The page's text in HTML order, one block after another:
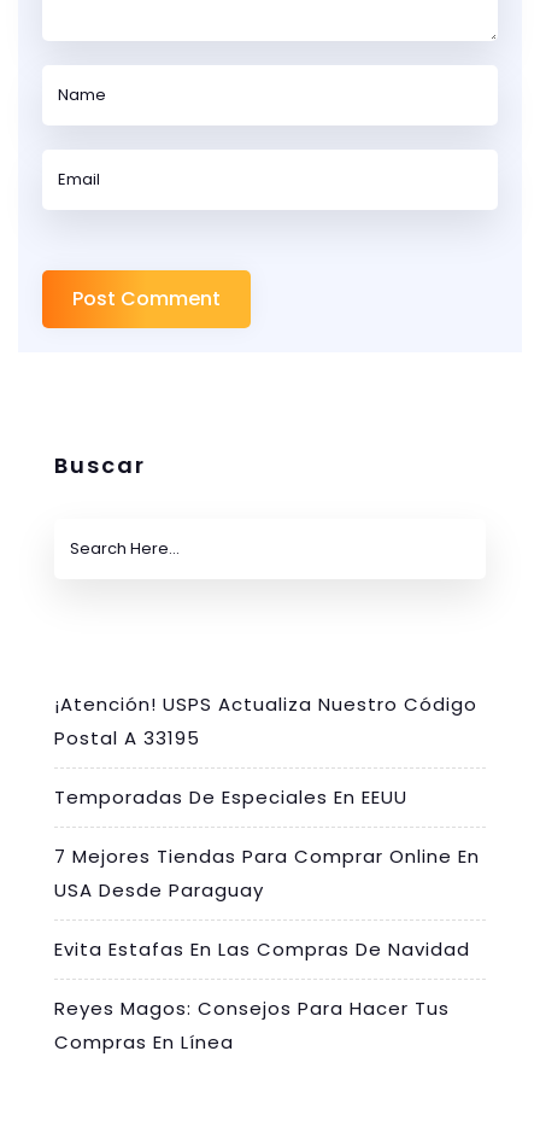
Buscar
¡Atención! USPS Actualiza Nuestro Código
Postal A 33195
Temporadas De Especiales En EEUU
7 Mejores Tiendas Para Comprar Online En
USA Desde Paraguay
Evita Estafas En Las Compras De Navidad
Reyes Magos: Consejos Para Hacer Tus
Compras En Línea